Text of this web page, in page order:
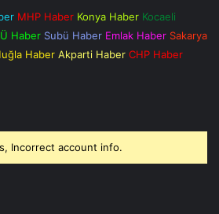
MHP Haber Konya Haber Kocaeli
Haber Subü Haber Emlak Haber Sakarya
Haber Akparti Haber CHP Haber
Incorrect account info.